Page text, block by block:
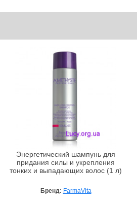
Энергетический шампунь для
придания силы и укрепления
тонких и выпадающих волос (1 л)
Бренд: FarmaVita